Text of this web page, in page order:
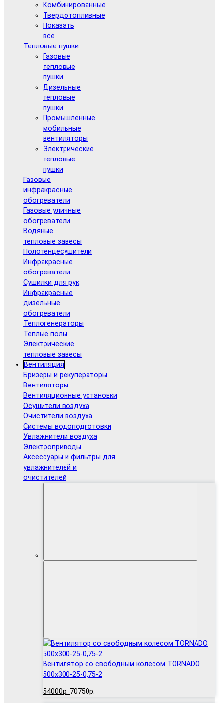
Комбинированные
Твердотопливные
Показать
все
Тепловые пушки
Газовые
тепловые
пушки
Дизельные
тепловые
пушки
Промышленные
мобильные
вентиляторы
Электрические
тепловые
пушки
Газовые
инфракрасные
обогреватели
Газовые уличные
обогреватели
Водяные
тепловые завесы
Полотенцесушители
Инфракрасные
обогреватели
Сушилки для рук
Инфракрасные
дизельные
обогреватели
Теплогенераторы
Теплые полы
Электрические
тепловые завесы
Вентиляция
Бризеры и рекуператоры
Вентиляторы
Вентиляционные установки
Осушители воздуха
Очистители воздуха
Системы водоподготовки
Увлажнители воздуха
Электроприводы
Аксессуары и фильтры для
увлажнителей и
очистителей
Вентилятор cо свободным колесом TORNADO
500x300-25-0,75-2
54000р. 70750р.